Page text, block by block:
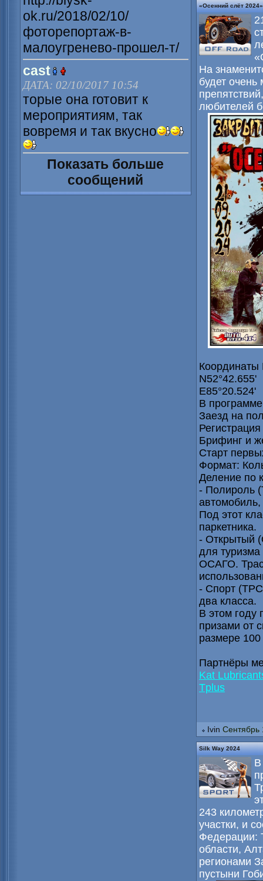
ok.ru/2018/02/10/
фоторепортаж-в-
малоугренево-прошел-т/
cast
ДАТА: 02/10/2017 10:54
торые она готовит к
мероприятиям, так
вовремя и так вкусно
Показать больше
сообщений
«Осенний слёт 2024»
На
будет
любителей
Координаты
N52°42.655'
E85°20.524'
В
Заезд на
Брифинг и
Старт
Формат:
Деление по
- Полироль
автомобиль,
Под этот
паркетника.
- Открытый
для
ОСАГО.
- Спорт
два класса.
В этом году
призами от
размере
Партнёры
Kat
Tplus
Ivin Сентябрь
Silk Way 2024
В
243
участки, и
Федерации:
области,
регионами
пустыни